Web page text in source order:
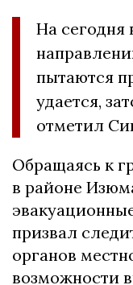
На сегодня
пытаются
удается,
отметил
Обращаясь к
в районе
призвал
органов
возможности